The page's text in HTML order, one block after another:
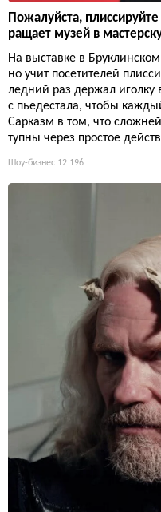
Пожалуйста,
ращает музей в
На выставке в
но учит посетителей
ледний раз держал иголку
с пьедестала, чтобы
Сарказм в том, что
тупны через простое
Шоу-бизнес 12 196